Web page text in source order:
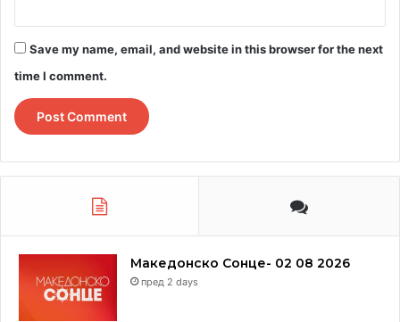
Save my name, email, and website in this browser for the next
time I comment.
Македонско Сонце- 02 08 2026
пред 2 days